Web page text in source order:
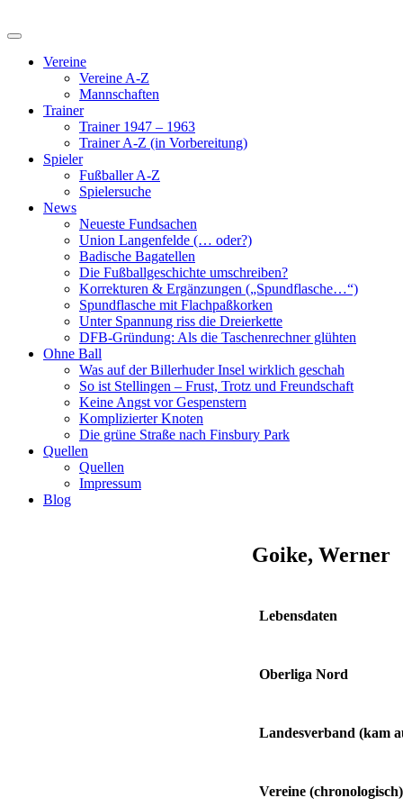
Vereine
Vereine A-Z
Mannschaften
Trainer
Trainer 1947 – 1963
Trainer A-Z (in Vorbereitung)
Spieler
Fußballer A-Z
Spielersuche
News
Neueste Fundsachen
Union Langenfelde (… oder?)
Badische Bagatellen
Die Fußballgeschichte umschreiben?
Korrekturen & Ergänzungen („Spundflasche…“)
Spundflasche mit Flachpaßkorken
Unter Spannung riss die Dreierkette
DFB-Gründung: Als die Taschenrechner glühten
Ohne Ball
Was auf der Billerhuder Insel wirklich geschah
So ist Stellingen – Frust, Trotz und Freundschaft
Keine Angst vor Gespenstern
Komplizierter Knoten
Die grüne Straße nach Finsbury Park
Quellen
Quellen
Impressum
Blog
Goike, Werner
Lebensdaten
Oberliga Nord
Landesverband (kam
Vereine